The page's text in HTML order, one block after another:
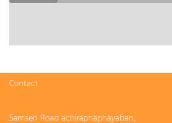
Contact
Samsen Road achiraphaphayaban,